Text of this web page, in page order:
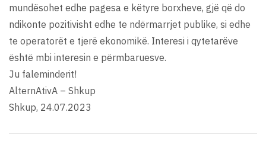
mundësohet edhe pagesa e këtyre borxheve, gjë që do
ndikonte pozitivisht edhe te ndërmarrjet publike, si edhe
te operatorët e tjerë ekonomikë. Interesi i qytetarëve
është mbi interesin e përmbaruesve.
Ju faleminderit!
AlternAtivA – Shkup
Shkup, 24.07.2023